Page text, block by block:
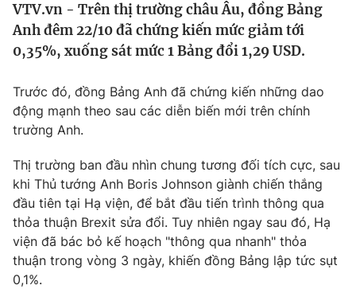
Thế giới
Tin tức
Câu chuyện quốc tế
Kinh tế
Tài chính
Thị trường
Góc doanh nghiệp
Dữ liệu và đời sống
Phim VTV
Hậu trường
Nhân vật
Khán giả
Giải trí
Điện ảnh
Âm nhạc
Đời sống
Du lịch
VTV.vn - Trên thị trường châu Âu, đồng Bảng
Anh đêm 22/10 đã chứng kiến mức giảm tới
0,35%, xuống sát mức 1 Bảng đổi 1,29 USD.
Trước đó, đồng Bảng Anh đã chứng kiến những dao
động mạnh theo sau các diễn biến mới trên chính
trường Anh.
Thị trường ban đầu nhìn chung tương đối tích cực, sau
khi Thủ tướng Anh Boris Johnson giành chiến thắng
đầu tiên tại Hạ viện, để bắt đầu tiến trình thông qua
thỏa thuận Brexit sửa đổi. Tuy nhiên ngay sau đó, Hạ
viện đã bác bỏ kế hoạch "thông qua nhanh" thỏa
thuận trong vòng 3 ngày, khiến đồng Bảng lập tức sụt
0,1%.